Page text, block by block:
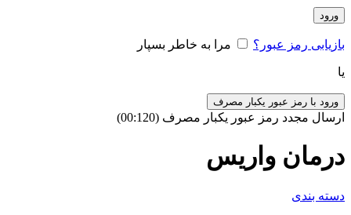
ورود
بازیابی رمز عبور؟ مرا به خاطر بسپار
یا
ورود با رمز عبور یکبار مصرف
ارسال مجدد رمز عبور یکبار مصرف (00:
120
)
درمان واریس
دسته بندی